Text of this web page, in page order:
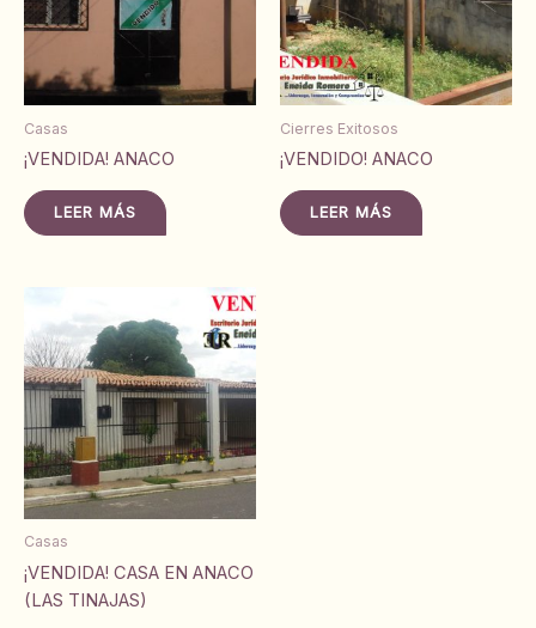
Casas
¡VENDIDA! ANACO
LEER MÁS
Cierres Exitosos
¡VENDIDO! ANACO
LEER MÁS
Casas
¡VENDIDA! CASA EN ANACO
(LAS TINAJAS)